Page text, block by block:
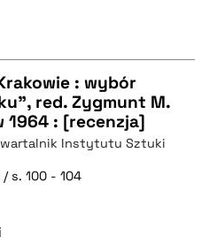
: wybór
red. Zygmunt M.
1964 : [recenzja]
Instytutu Sztuki
/ s. 100 - 104